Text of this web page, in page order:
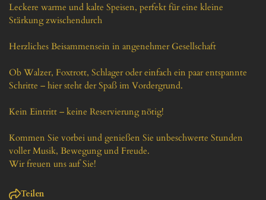
Leckere warme und kalte Speisen, perfekt für eine kleine
Stärkung zwischendurch
Herzliches Beisammensein in angenehmer Gesellschaft
Ob Walzer, Foxtrott, Schlager oder einfach ein paar entspannte
Schritte – hier steht der Spaß im Vordergrund.
Kein Eintritt – keine Reservierung nötig!
Kommen Sie vorbei und genießen Sie unbeschwerte Stunden
voller Musik, Bewegung und Freude.
Wir freuen uns auf Sie!
Teilen